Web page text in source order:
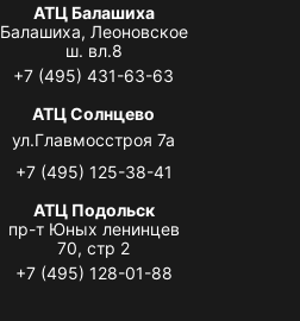
АТЦ Балашиха
Балашиха, Леоновское
ш. вл.8
+7 (495) 431-63-63
АТЦ Солнцево
ул.Главмосстроя 7а
+7 (495) 125-38-41
АТЦ Подольск
пр-т Юных ленинцев
70, стр 2
+7 (495) 128-01-88